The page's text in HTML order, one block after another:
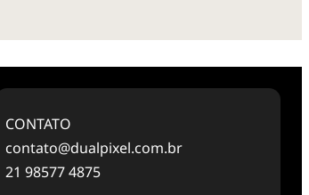
CONTATO
contato@dualpixel.com.br
21 98577 4875